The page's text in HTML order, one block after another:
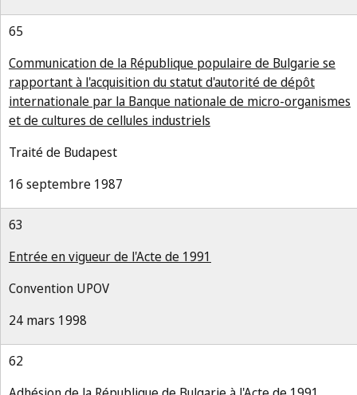
65
Communication de la République populaire de Bulgarie se
rapportant à l'acquisition du statut d'autorité de dépôt
internationale par la Banque nationale de micro-organismes
et de cultures de cellules industriels
Traité de Budapest
16 septembre 1987
63
Entrée en vigueur de l'Acte de 1991
Convention UPOV
24 mars 1998
62